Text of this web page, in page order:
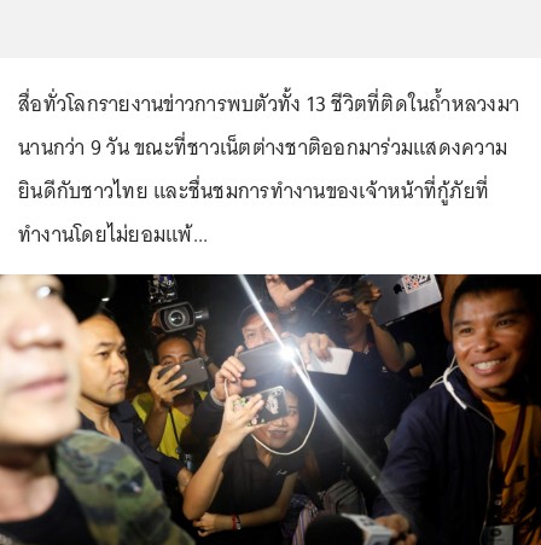
สื่อทั่วโลกรายงานข่าวการพบตัวทั้ง 13 ชีวิตที่ติดในถ้ำหลวงมา
นานกว่า 9 วัน ขณะที่ชาวเน็ตต่างชาติออกมาร่วมแสดงความ
ยินดีกับชาวไทย และชื่นชมการทำงานของเจ้าหน้าที่กู้ภัยที่
ทำงานโดยไม่ยอมแพ้...